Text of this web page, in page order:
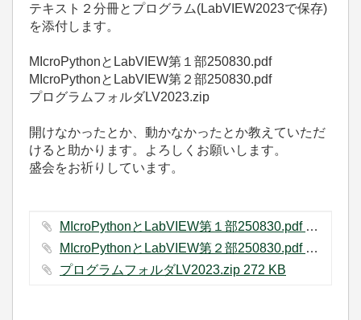
テキスト２分冊とプログラム(LabVIEW2023で保存)
を添付します。
MIcroPythonとLabVIEW第１部250830.pdf
MIcroPythonとLabVIEW第２部250830.pdf
プログラムフォルダLV2023.zip
開けなかったとか、動かなかったとか教えていただ
けると助かります。よろしくお願いします。
盛会をお祈りしています。
MIcroPythonとLabVIEW第１部250830.pdf ‏5172 KB
MIcroPythonとLabVIEW第２部250830.pdf ‏4426 KB
プログラムフォルダLV2023.zip ‏272 KB